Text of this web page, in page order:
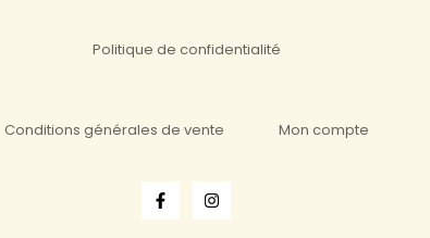
Politique de confidentialité
Conditions générales de vente Mon compte